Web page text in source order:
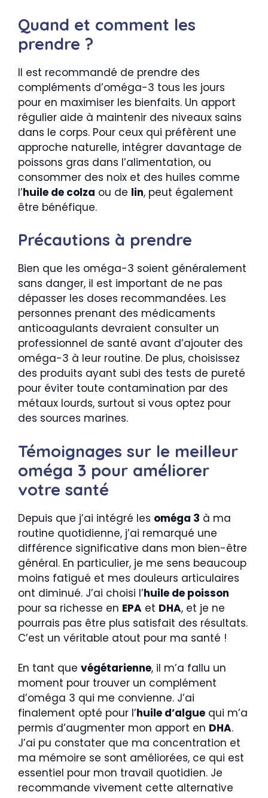
Quand et comment les
prendre ?
Il est recommandé de prendre des
compléments d’oméga-3 tous les jours
pour en maximiser les bienfaits. Un apport
régulier aide à maintenir des niveaux sains
dans le corps. Pour ceux qui préfèrent une
approche naturelle, intégrer davantage de
poissons gras dans l’alimentation, ou
consommer des noix et des huiles comme
l’huile de colza ou de lin, peut également
être bénéfique.
Précautions à prendre
Bien que les oméga-3 soient généralement
sans danger, il est important de ne pas
dépasser les doses recommandées. Les
personnes prenant des médicaments
anticoagulants devraient consulter un
professionnel de santé avant d’ajouter des
oméga-3 à leur routine. De plus, choisissez
des produits ayant subi des tests de pureté
pour éviter toute contamination par des
métaux lourds, surtout si vous optez pour
des sources marines.
Témoignages sur le meilleur
oméga 3 pour améliorer
votre santé
Depuis que j’ai intégré les oméga 3 à ma
routine quotidienne, j’ai remarqué une
différence significative dans mon bien-être
général. En particulier, je me sens beaucoup
moins fatigué et mes douleurs articulaires
ont diminué. J’ai choisi l’huile de poisson
pour sa richesse en EPA et DHA, et je ne
pourrais pas être plus satisfait des résultats.
C’est un véritable atout pour ma santé !
En tant que végétarienne, il m’a fallu un
moment pour trouver un complément
d’oméga 3 qui me convienne. J’ai
finalement opté pour l’huile d’algue qui m’a
permis d’augmenter mon apport en DHA.
J’ai pu constater que ma concentration et
ma mémoire se sont améliorées, ce qui est
essentiel pour mon travail quotidien. Je
recommande vivement cette alternative